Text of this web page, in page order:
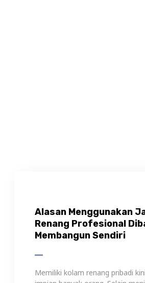
kenyamanan, kolam renang
mempercantik tampilan rumah
meningkatkan nilai investasi
ketika berencana membangun
banyak orang dihadapkan pada
kolam renang profesional.